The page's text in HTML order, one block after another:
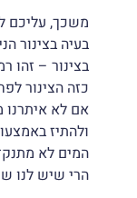
משכך, עליכם
בעיה בצינור
בצינור – זהו
כזה הצינור
אם לא איתרנו
ולהתיז
המים לא
הרי שיש לנו